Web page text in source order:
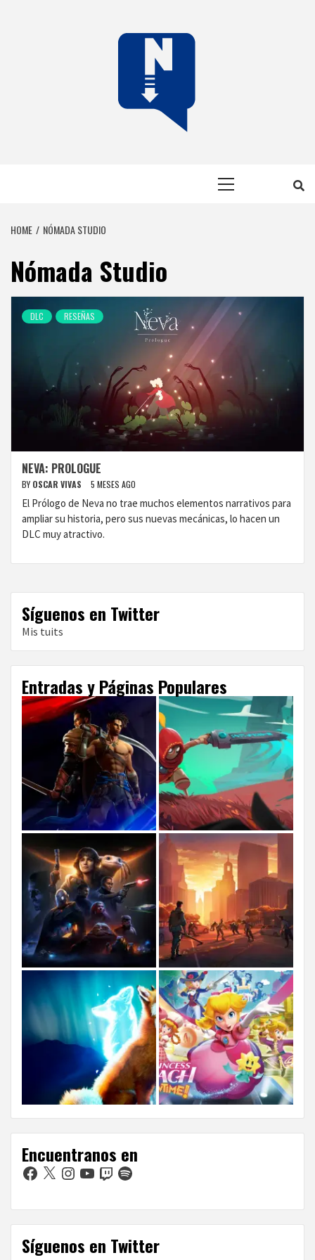
HOME NÓMADA STUDIO
Nómada Studio
DLC RESEÑAS
NEVA: PROLOGUE
BY OSCAR VIVAS 5 MESES AGO
El Prólogo de Neva no trae muchos elementos narrativos para
ampliar su historia, pero sus nuevas mecánicas, lo hacen un
DLC muy atractivo.
Síguenos en Twitter
Mis tuits
Entradas y Páginas Populares
Encuentranos en
Facebook
X Instagram
YouTubeTwitchSpotify
Síguenos en Twitter